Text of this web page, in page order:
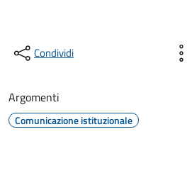
Condividi
Argomenti
Comunicazione istituzionale